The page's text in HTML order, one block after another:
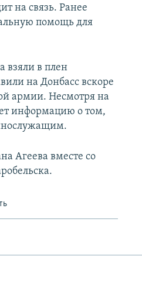
на связь. Ранее
помощь для
взяли в плен
на Донбасс вскоре
армии. Несмотря на
информацию о том,
Агеева вместе со